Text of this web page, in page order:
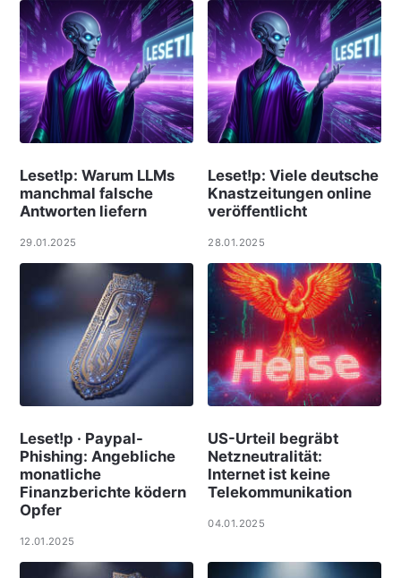
Leset!p: Warum LLMs
manchmal falsche
Antworten liefern
29.01.2025
Leset!p: Viele deut­sche
Knast­zei­tungen online
ver­öf­f­ent­licht
28.01.2025
Leset!p · Paypal-
Phishing: Angebliche
monatliche
Finanzberichte ködern
Opfer
12.01.2025
US-Urteil begräbt
Netzneutralität:
Internet ist keine
Telekommunikation
04.01.2025